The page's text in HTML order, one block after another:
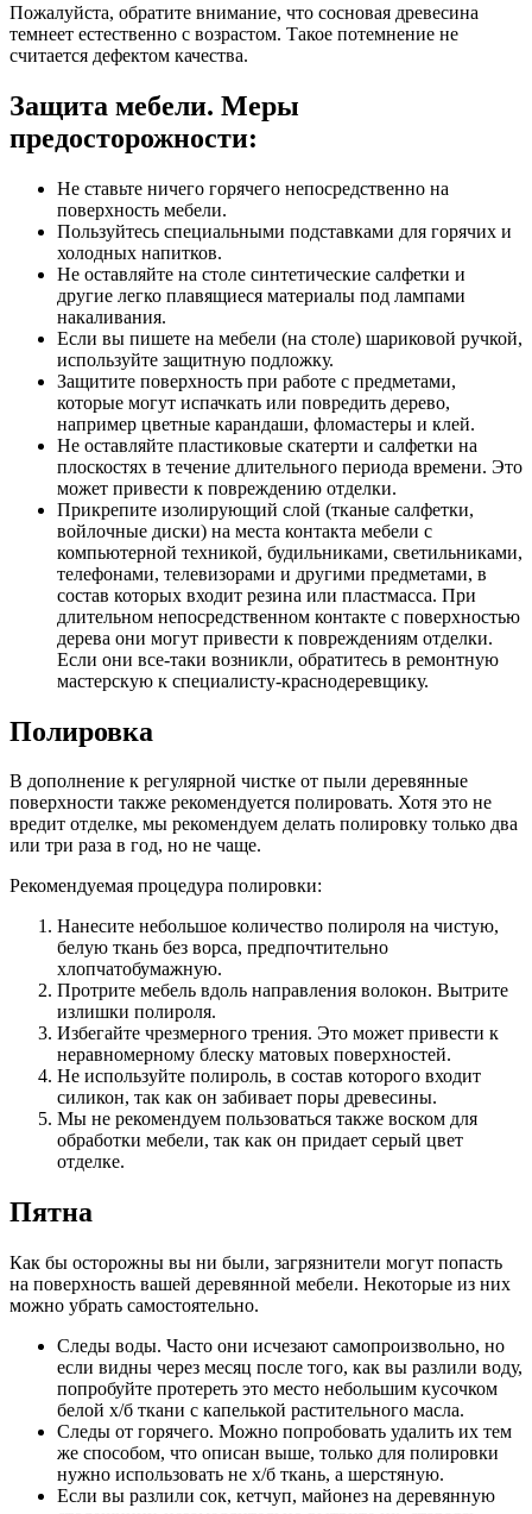
Пожалуйста, обратите внимание, что сосновая древесина
темнеет естественно с возрастом. Такое потемнение не
считается дефектом качества.
Защита мебели. Меры
предосторожности:
Не ставьте ничего горячего непосредственно на
поверхность мебели.
Пользуйтесь специальными подставками для горячих и
холодных напитков.
Не оставляйте на столе синтетические салфетки и
другие легко плавящиеся материалы под лампами
накаливания.
Если вы пишете на мебели (на столе) шариковой ручкой,
используйте защитную подложку.
Защитите поверхность при работе с предметами,
которые могут испачкать или повредить дерево,
например цветные карандаши, фломастеры и клей.
Не оставляйте пластиковые скатерти и салфетки на
плоскостях в течение длительного периода времени. Это
может привести к повреждению отделки.
Прикрепите изолирующий слой (тканые салфетки,
войлочные диски) на места контакта мебели с
компьютерной техникой, будильниками, светильниками,
телефонами, телевизорами и другими предметами, в
состав которых входит резина или пластмасса. При
длительном непосредственном контакте с поверхностью
дерева они могут привести к повреждениям отделки.
Если они все-таки возникли, обратитесь в ремонтную
мастерскую к специалисту-краснодеревщику.
Полировка
В дополнение к регулярной чистке от пыли деревянные
поверхности также рекомендуется полировать. Хотя это не
вредит отделке, мы рекомендуем делать полировку только два
или три раза в год, но не чаще.
Рекомендуемая процедура полировки:
Нанесите небольшое количество полироля на чистую,
белую ткань без ворса, предпочтительно
хлопчатобумажную.
Протрите мебель вдоль направления волокон. Вытрите
излишки полироля.
Избегайте чрезмерного трения. Это может привести к
неравномерному блеску матовых поверхностей.
Не используйте полироль, в состав которого входит
силикон, так как он забивает поры древесины.
Мы не рекомендуем пользоваться также воском для
обработки мебели, так как он придает серый цвет
отделке.
Пятна
Как бы осторожны вы ни были, загрязнители могут попасть
на поверхность вашей деревянной мебели. Некоторые из них
можно убрать самостоятельно.
Следы воды. Часто они исчезают самопроизвольно, но
если видны через месяц после того, как вы разлили воду,
попробуйте протереть это место небольшим кусочком
белой х/б ткани с капелькой растительного масла.
Следы от горячего. Можно попробовать удалить их тем
же способом, что описан выше, только для полировки
нужно использовать не х/б ткань, а шерстяную.
Если вы разлили сок, кетчуп, майонез на деревянную